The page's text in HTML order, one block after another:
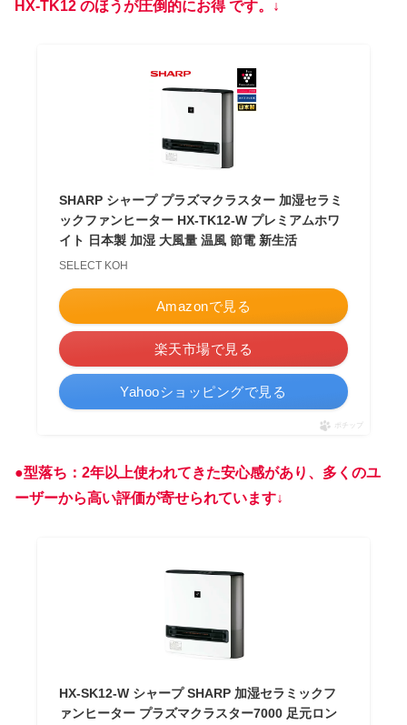
HX-TK12 のほうが圧倒的にお得 です。↓
SHARP シャープ プラズマクラスター 加湿セラミ
ックファンヒーター HX-TK12-W プレミアムホワ
イト 日本製 加湿 大風量 温風 節電 新生活
SELECT KOH
Amazonで見る
楽天市場で見る
Yahooショッピングで見る
ポチップ
●型落ち：2年以上使われてきた安心感があり、多くのユ
ーザーから高い評価が寄せられています↓
HX-SK12-W シャープ SHARP 加湿セラミックフ
ァンヒーター プラズマクラスター7000 足元ロン